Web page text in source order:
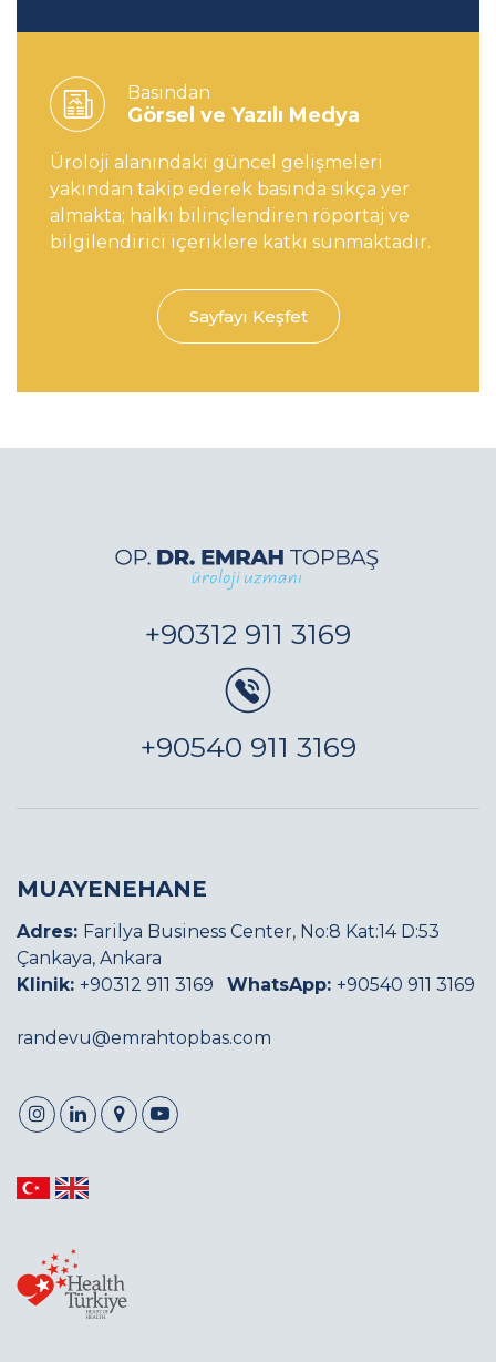
Basından
Görsel ve Yazılı Medya
Üroloji alanındaki güncel gelişmeleri
yakından takip ederek basında sıkça yer
almakta; halkı bilinçlendiren röportaj ve
bilgilendirici içeriklere katkı sunmaktadır.
Sayfayı Keşfet
+90312 911 3169
+90540 911 3169
MUAYENEHANE
Adres: Farilya Business Center, No:8 Kat:14 D:53
Çankaya, Ankara
Klinik: +90312 911 3169 WhatsApp: +90540 911 3169
randevu@emrahtopbas.com